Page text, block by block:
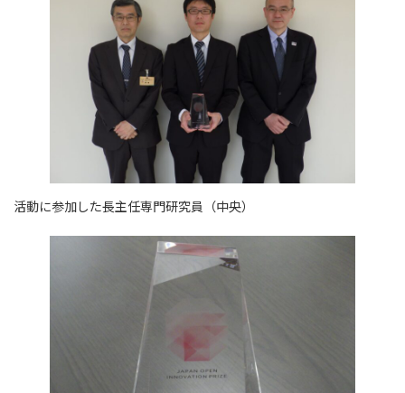
活動に参加した長主任専門研究員（中央）